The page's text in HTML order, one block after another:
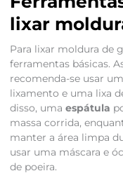
lixar
Para lixar moldura de
ferramentas básicas.
recomenda-se usar
lixamento e uma lixa
disso, uma espátula
massa corrida,
manter a área limpa
usar uma máscara e
de poeira.